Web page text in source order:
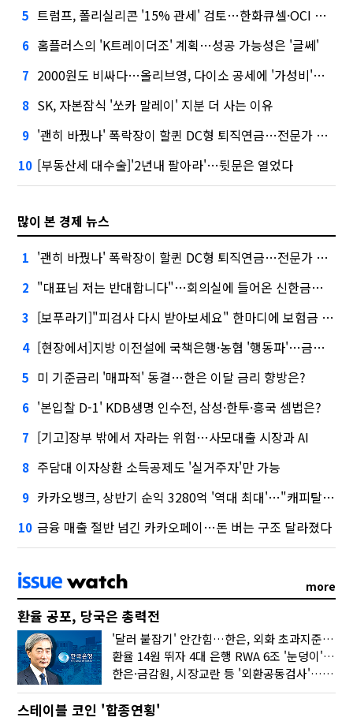
5 트럼프, 폴리실리콘 '15% 관세' 검토…한화큐셀·OCI 영향은?
6 홈플러스의 'K트레이더조' 계획…성공 가능성은 '글쎄'
7 2000원도 비싸다…올리브영, 다이소 공세에 '가성비'로 맞불
8 SK, 자본잠식 '쏘카 말레이' 지분 더 사는 이유
9 '괜히 바꿨나' 폭락장이 할퀸 DC형 퇴직연금…전문가 조언은
10 [부동산세 대수술]'2년내 팔아라'…뒷문은 열었다
많이 본 경제 뉴스
1 '괜히 바꿨나' 폭락장이 할퀸 DC형 퇴직연금…전문가 조언은
2 "대표님 저는 반대합니다"…회의실에 들어온 신한금융 AI
3 [보푸라기]"피검사 다시 받아보세요" 한마디에 보험금 못 받을 뻔?
4 [현장에서]지방 이전설에 국책은행·농협 '행동파'…금감원 '신중모드'
5 미 기준금리 '매파적' 동결…한은 이달 금리 향방은?
6 '본입찰 D-1' KDB생명 인수전, 삼성·한투·흥국 셈법은?
7 [기고]장부 밖에서 자라는 위험…사모대출 시장과 AI
8 주담대 이자상환 소득공제도 '실거주자'만 가능
9 카카오뱅크, 상반기 순익 3280억 '역대 최대'…"캐피탈, 자산 1조원 이상"
10 금융 매출 절반 넘긴 카카오페이…돈 버는 구조 달라졌다
more
환율 공포, 당국은 총력전
'달러 붙잡기' 안간힘…한은, 외화 초과지준에 이자 6개월 더
환율 14원 뛰자 4대 은행 RWA 6조 '눈덩이'…2배 뛴 2분기는?
한은·금감원, 시장교란 등 '외환공동검사'…환율 급등 전방위 대응
스테이블 코인 '합종연횡'